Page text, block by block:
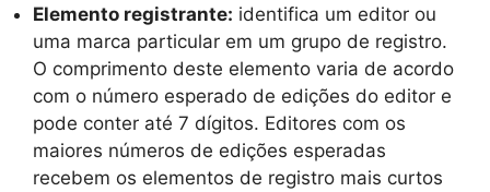
Elemento registrante: identifica um editor ou
uma marca particular em um grupo de registro.
O comprimento deste elemento varia de acordo
com o número esperado de edições do editor e
pode conter até 7 dígitos. Editores com os
maiores números de edições esperadas
recebem os elementos de registro mais curtos